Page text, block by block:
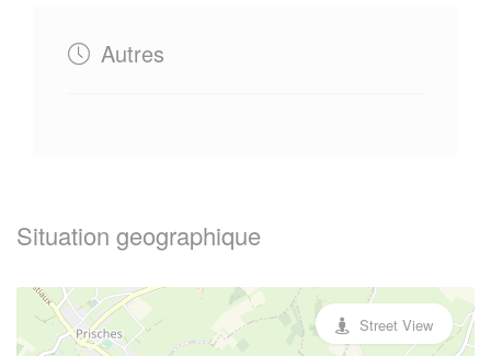
Autres
Situation geographique
Street View